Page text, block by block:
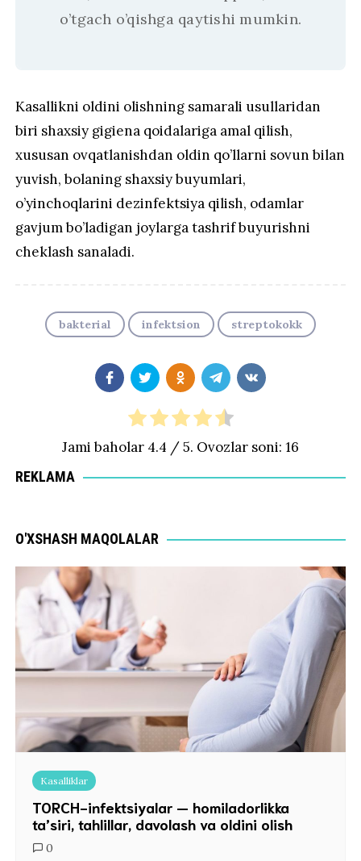
o’tgach o’qishga qaytishi mumkin.
Kasallikni oldini olishning samarali usullaridan
biri shaxsiy gigiena qoidalariga amal qilish,
xususan ovqatlanishdan oldin qo’llarni sovun bilan
yuvish, bolaning shaxsiy buyumlari,
o’yinchoqlarini dezinfektsiya qilish, odamlar
gavjum bo’ladigan joylarga tashrif buyurishni
cheklash sanaladi.
bakterial infektsion streptokokk
Jami baholar 4.4 / 5. Ovozlar soni: 16
REKLAMA
O'XSHASH MAQOLALAR
Kasalliklar
TORCH-infektsiyalar — homiladorlikka
ta’siri, tahlillar, davolash va oldini olish
0